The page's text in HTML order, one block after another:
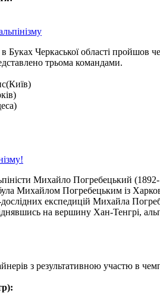
Буках Черкаської області пройшов
трьома командами.
Михайло Погребецький
Михайлом Погребецьким із
експедицій Михайла
на вершину Хан-Тенгрі,
з результативною участю в